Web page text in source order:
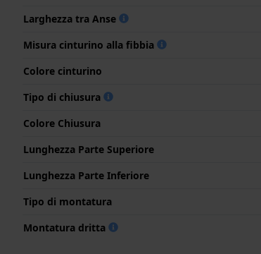
Larghezza tra Anse
Misura cinturino alla fibbia
Colore cinturino
Tipo di chiusura
Colore Chiusura
Lunghezza Parte Superiore
Lunghezza Parte Inferiore
Tipo di montatura
Montatura dritta